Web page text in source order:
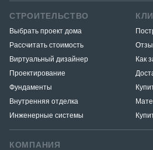
СТРОИТЕЛЬСТВО
Выбрать проект дома
Рассчитать стоимость
Виртуальный дизайнер
Проектирование
Фундаменты
Внутренняя отделка
Инженерные системы
Как
КОМПАНИЯ